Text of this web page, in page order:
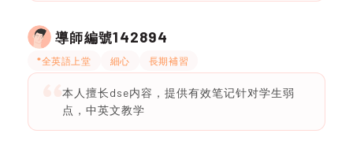
導師編號142894
*全英語上堂 細心 長期補習
本人擅长dse内容，提供有效笔记针对学生弱
点，中英文教学